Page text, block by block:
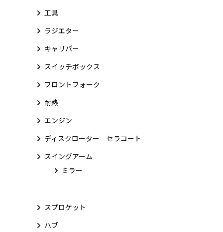
工具
ラジエター
キャリパー
スイッチボックス
フロントフォーク
耐熱
エンジン
ディスクローター セラコート
スイングアーム
ミラー
スプロケット
ハブ